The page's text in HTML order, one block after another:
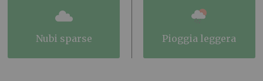
nubi sparse pioggia leggera